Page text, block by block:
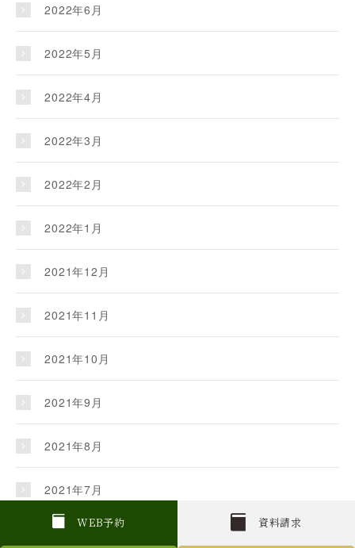
W EB予約 資料請求
2022年6月
2022年5月
2022年4月
2022年3月
2022年2月
2022年1月
2021年12月
2021年11月
2021年10月
2021年9月
2021年8月
2021年7月
2021年6月